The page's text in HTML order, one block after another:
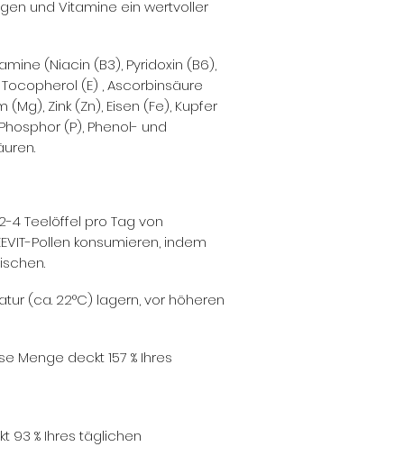
und Vitamine ein wertvoller
(Niacin (B3), Pyridoxin (B6),
(E) , Ascorbinsäure
Zink (Zn), Eisen (Fe), Kupfer
(P), Phenol- und
4 Teelöffel pro Tag von
Pollen konsumieren, indem
(ca. 22°C) lagern, vor höheren
Menge deckt 157 % Ihres
93 % Ihres täglichen